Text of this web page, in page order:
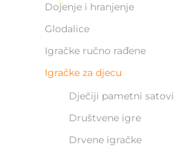
Dojenje i hranjenje
Glodalice
Igračke ručno rađene
Igračke za djecu
Dječiji pametni satovi
Društvene igre
Drvene igračke